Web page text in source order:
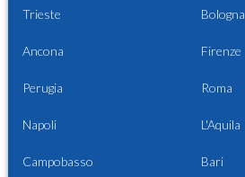
Trieste Bologna
Ancona Firenze
Perugia Roma
Napoli L'Aquila
Campobasso Bari